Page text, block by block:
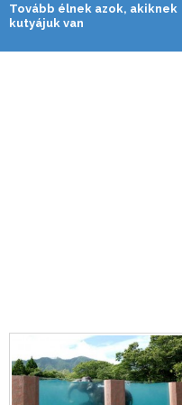
Tovább élnek azok, akiknek
kutyájuk van